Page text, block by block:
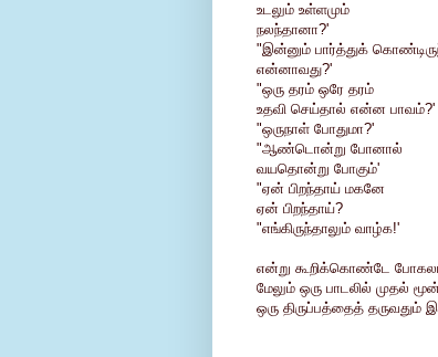
உடலும் உள்ளமும்
நலந்தானா?'
"இன்னும் பார்த்துக்
என்னாவது?'
"ஒரு தரம் ஒரே தரம்
உதவி செய்தால் என்ன பாவம்?'
"ஒருநாள் போதுமா?'
"ஆண்டொன்று போனால்
வயதொன்று போகும்'
"ஏன் பிறந்தாய் மகனே
ஏன் பிறந்தாய்?
"எங்கிருந்தாலும் வாழ்க!'
என்று கூறிக்கொண்டே
மேலும் ஒரு பாடலில் முதல்
ஒரு திருப்பத்தைத் தருவதும்